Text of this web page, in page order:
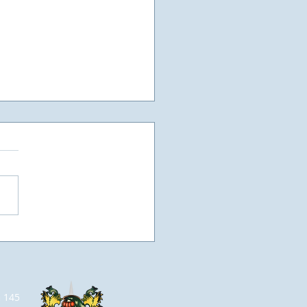
currículo, mas sim
espaço que se abre